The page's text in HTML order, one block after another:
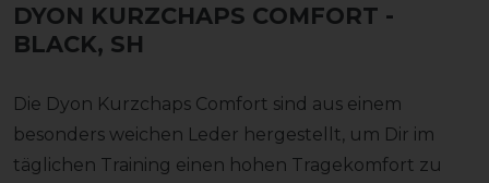
DYON KURZCHAPS COMFORT -
BLACK, SH
Die Dyon Kurzchaps Comfort sind aus einem
besonders weichen Leder hergestellt, um Dir im
täglichen Training einen hohen Tragekomfort zu